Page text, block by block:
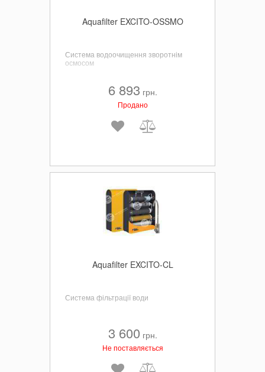
Aquafilter EXCITO-OSSMO
Система водоочищення зворотнім
осмосом
6 893 грн.
Продано
Aquafilter EXCITO-CL
Система фільтрації води
3 600 грн.
Не поставляється